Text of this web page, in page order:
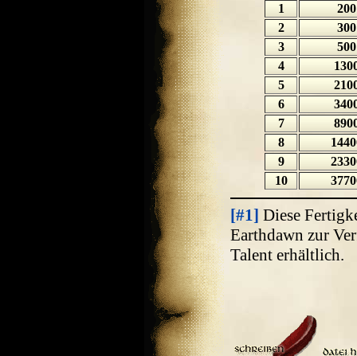
1
200
2
300
3
500
4
5
6
7
8
9
10
[#1] Diese
Earthdawn zur
Talent erhältlich.